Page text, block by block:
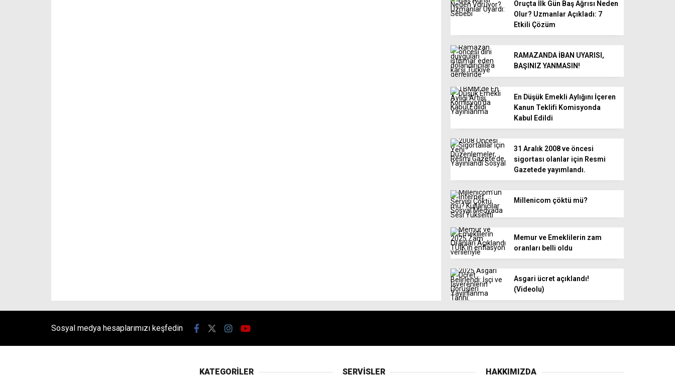
Oruçta İlk Gün Baş Ağrısı Neden
Olur? Uzmanlar Açıkladı: 7
Etkili Çözüm
RAMAZANDA İBAN UYARISI,
BAŞINIZ YANMASIN!
En Düşük Emekli Aylığını İçeren
Kanun Teklifi Komisyonda
Kabul Edildi
31 Aralık 2008 ve öncesi
sigortası olanlar için Resmi
Gazetede yayımlandı.
Millenicom çöktü mü?
Memur ve Emeklilerin zam
oranları belli oldu
Asgari ücret açıklandı!
(Videolu)
Sosyal medya hesaplarımızı keşfedin
KATEGORİLER SERVİSLER HAKKIMIZDA